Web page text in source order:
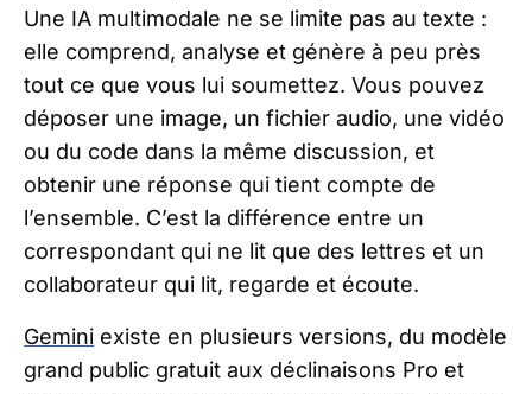
Une IA multimodale ne se limite pas au texte :
elle comprend, analyse et génère à peu près
tout ce que vous lui soumettez. Vous pouvez
déposer une image, un fichier audio, une vidéo
ou du code dans la même discussion, et
obtenir une réponse qui tient compte de
l’ensemble. C’est la différence entre un
correspondant qui ne lit que des lettres et un
collaborateur qui lit, regarde et écoute.
Gemini existe en plusieurs versions, du modèle
grand public gratuit aux déclinaisons Pro et